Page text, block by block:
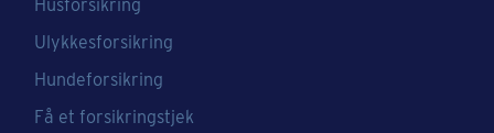
Husforsikring
Ulykkesforsikring
Hundeforsikring
Få et forsikringstjek